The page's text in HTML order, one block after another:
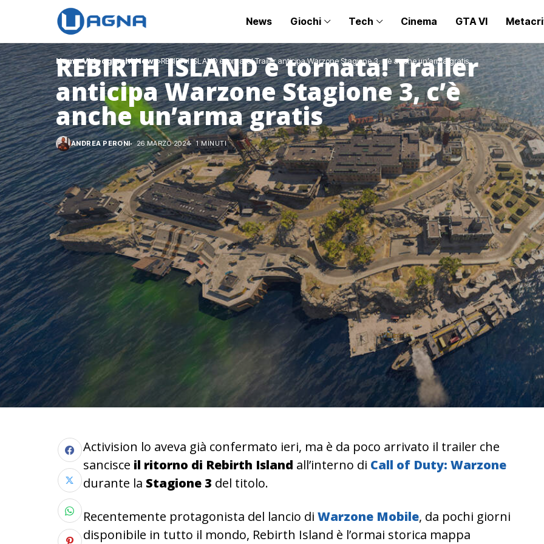
News Giochi Tech Cinema GTA VI
Home Videogiochi News REBIRTH ISLAND è tornata! Trailer anticipa Warzone Stagione 3, c’è anche un’arma gratis
REBIRTH ISLAND è tornata! Trailer
anticipa Warzone Stagione 3, c’è
anche un’arma gratis
ANDREA PERONI 26 MARZO 2024 1 MINUTI
Activision lo aveva già confermato ieri, ma è da poco arrivato il trailer che
sancisce il ritorno di Rebirth Island all’interno di Call of Duty: Warzone
durante la Stagione 3 del titolo.
Recentemente protagonista del lancio di Warzone Mobile, da pochi giorni
disponibile in tutto il mondo, Rebirth Island è l’ormai storica mappa